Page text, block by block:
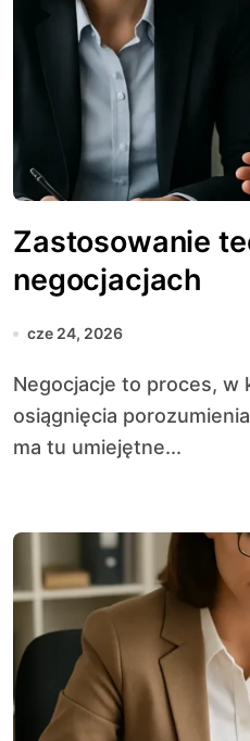
Zastosowanie
negocjacjach
cze 24, 2026
Negocjacje to proces, w którym strony dążą do
osiągnięcia
ma tu umiejętne...